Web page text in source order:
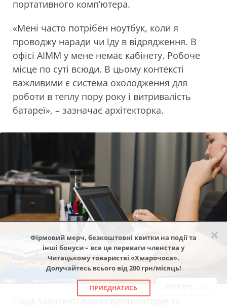
×
Фірмовий мерч, безкоштовні квитки на події та
інші бонуси – все це переваги членства у
Читацькому товаристві «Хмарочоса».
Долучайтесь всього від 200 грн/місяць!
ПРИЄДНАТИСЬ
портативного комп’ютера.
«Мені часто потрібен ноутбук, коли я
проводжу наради чи їду в відрядження. В
офісі AIMM у мене немає кабінету. Робоче
місце по суті всюди. В цьому контексті
важливими є система охолодження для
роботи в теплу пору року і витривалість
батареї», – зазначає архітекторка.